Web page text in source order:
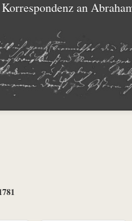
an